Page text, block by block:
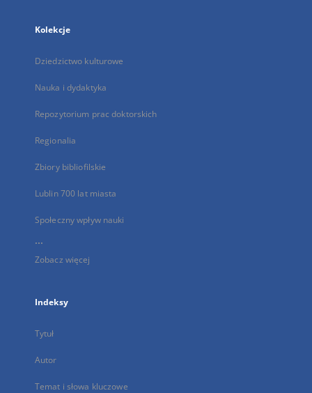
Kolekcje
Dziedzictwo kulturowe
Nauka i dydaktyka
Repozytorium prac doktorskich
Regionalia
Zbiory bibliofilskie
Lublin 700 lat miasta
Społeczny wpływ nauki
...
Zobacz więcej
Indeksy
Tytuł
Autor
Temat i słowa kluczowe